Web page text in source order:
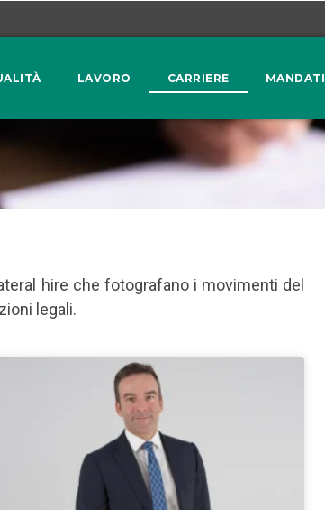
LAVORO CARRIERE MANDATI
hire che fotografano i movimenti del
legali.